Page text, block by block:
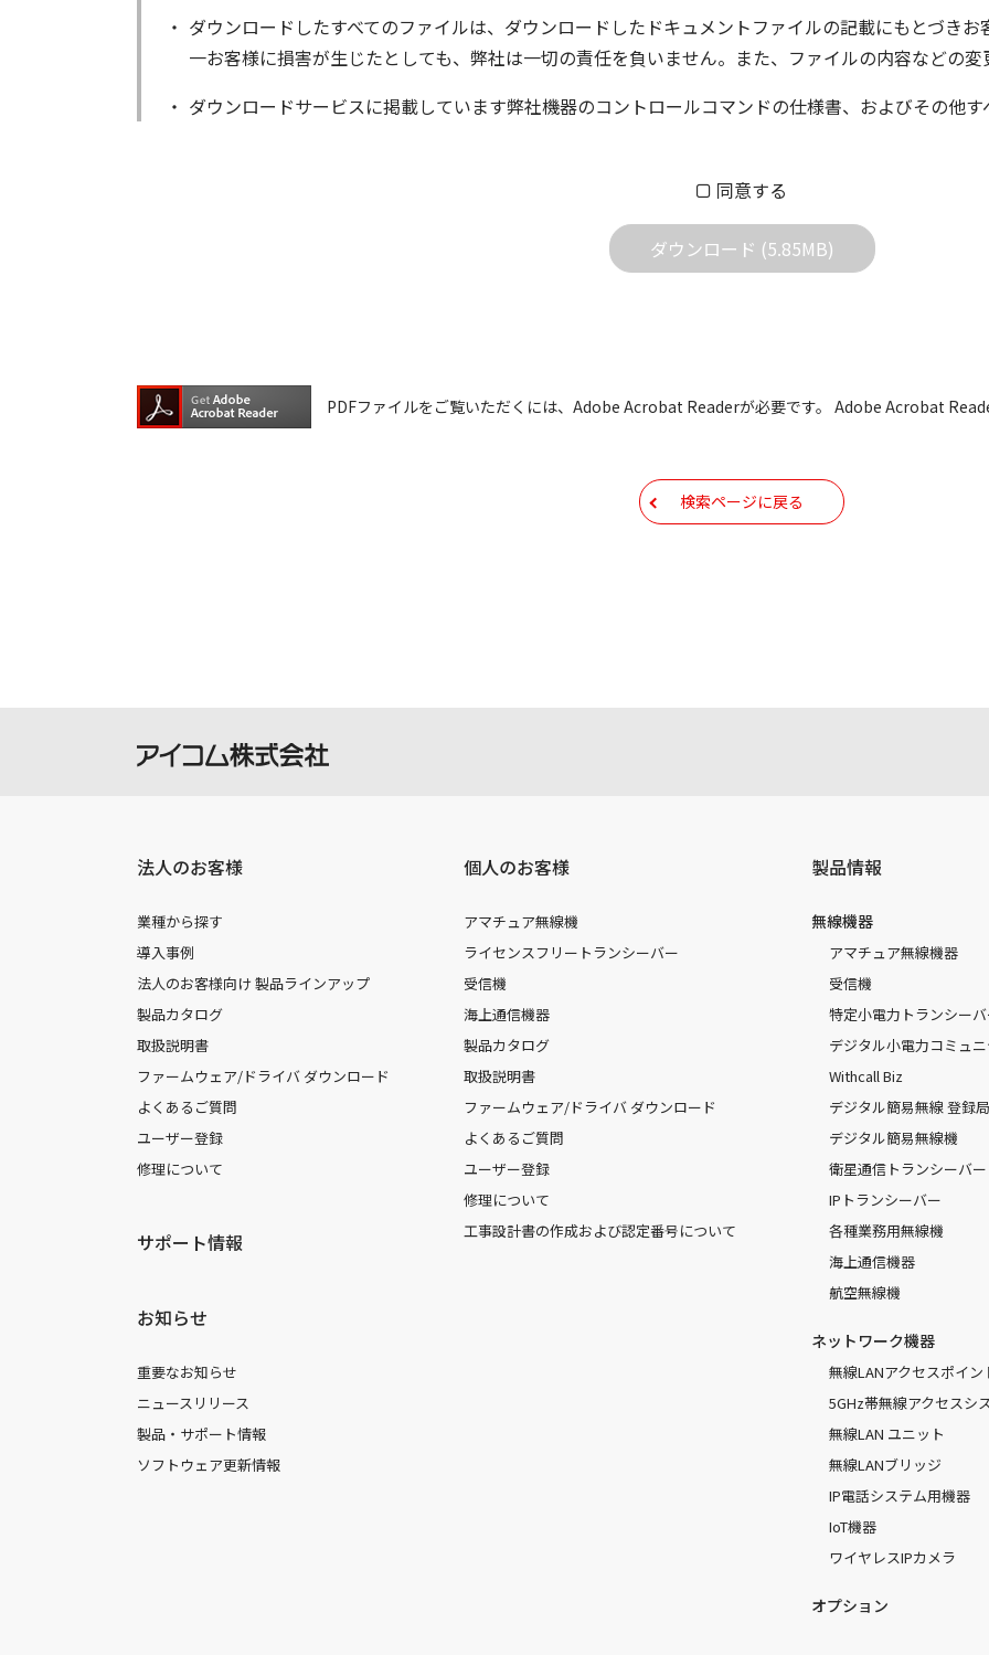
ダウンロードしたすべてのファイルは、ダウンロードしたドキュメントファイルの記載にもとづき
一お客様に損害が生じたとしても、弊社は一切の責任を負いません。また、ファイルの内容などの変
ダウンロードサービスに掲載しています弊社機器のコントロールコマンドの仕様書、およびその他
ファイルの内容は、製品の仕様変更などで予告なく改良及び変更される場合があります。
ウェアデータの書換は、保証期間中でも有償修理となります。あらかじめご了承ください
本サービスは、予告なく中止または内容を変更する場合がございます。あらかじめご了承ください。
同意する
ダウンロード (5.85MB)
PDFファイルをご覧いただくには、Adobe Acrobat Readerが必要です。 Adobe Acrobat
検索ページに戻る
法人のお客様
業種から探す
導入事例
法人のお客様向け 製品ラインアップ
製品カタログ
取扱説明書
ファームウェア/ドライバ ダウンロード
よくあるご質問
ユーザー登録
修理について
サポート情報
お知らせ
重要なお知らせ
ニュースリリース
製品・サポート情報
ソフトウェア更新情報
個人のお客様
アマチュア無線機
ライセンスフリートランシーバー
受信機
海上通信機器
製品カタログ
取扱説明書
ファームウェア/ドライバ ダウンロード
よくあるご質問
ユーザー登録
修理について
工事設計書の作成および認定番号について
製品情報
無線機器
アマチュア無線機器
受信機
特定小電力トランシー
デジタル小電力コミュ
Withcall Biz
デジタル簡易無線 登録
デジタル簡易無線機
衛星通信トランシーバー
IPトランシーバー
各種業務用無線機
海上通信機器
航空無線機
ネットワーク機器
無線LANアクセスポイン
5GHz帯無線アクセスシ
無線LAN ユニット
無線LANブリッジ
IP電話システム用機器
IoT機器
ワイヤレスIPカメラ
オプション